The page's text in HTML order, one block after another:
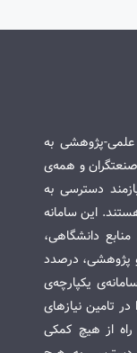
علمی-پژوهشی به
صنعتگران و همه‌ی
دسترسی به
این سامانه
دانشگاهی،
و پژوهشی، درصدد
یکپارچه‌ی
تامین نیازهای
از هیچ کمکی